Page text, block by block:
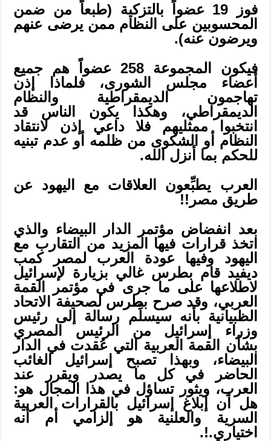
فوز 19 عضواً بالتزكية (طبعاً من ضمن
المحسوبين على النظام ممن يرضى عنهم
ويرضون عنه).
فيكون المجموعة 258 عضواً هم جميع
أعضاء مجلس الشورى، فلماذا إذن
تهاجمون الديمقراطية والنظام
الديمقراطي، وهكذا يكون الناس قد
انتخبوا ممثليهم فلا داعي إذن لانتقاد
النظام أو الشكوى من ظلمه أو عدم تبنيه
للحكم بما أنزل الله.
العرب يطبِّعون العلاقات مع اليهود عن
طريق مصر!!
بعد انفضاض مؤتمر الدار البيضاء والذي
اتخذ قرارات فيها المزيد من التقارب مع
اليهود وفيها عودة العرب لمصر كمب
ديفيد قام بطرس غالي بزيارة لإسرائيل
لاطلاعها على ما جرى في مؤتمر القمة
العربي، وقد صرح بطرس لصحيفة الاتحاد
الظبيانية بأنه سيسلِّم رسالة إلى رئيس
وزراء إسرائيل من الرئيس المصري
بشأن القمة العربية التي عُقدت في الدار
البيضاء، وبهذا تصبح إسرائيل الغائب
الحاضر في كل ما يصدر ويقرر عند
العرب، ويثور تساؤل في هذا المجال هو:
هل أن إبلاغ إسرائيل بالقرارات العربية
السرية والعلنية هو إلزامي أم أنه
اختياري.!.